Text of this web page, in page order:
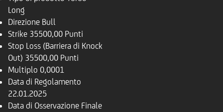
Long
Direzione Bull
Strike 35500,00 Punti
Stop Loss (Barriera di Knock
Out) 35500,00 Punti
Multiplo 0,0001
Data di Regolamento
22.01.2025
Data di Osservazione Finale